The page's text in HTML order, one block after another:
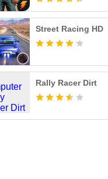
Street Racing HD
Rally Racer Dirt